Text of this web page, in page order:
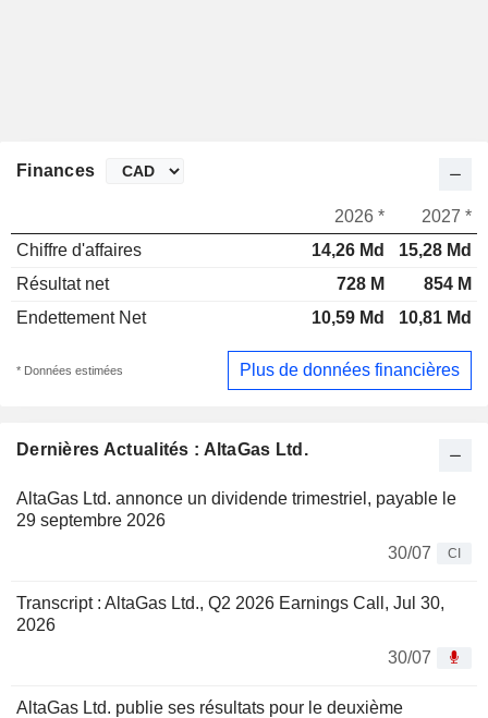
Dernières Actualités : AltaGas Ltd.
AltaGas Ltd. annonce un dividende trimestriel, payable le
29 septembre 2026
30/07
CI
Transcript : AltaGas Ltd., Q2 2026 Earnings Call, Jul 30,
2026
30/07
AltaGas Ltd. publie ses résultats pour le deuxième
Finances
2026 *
2027 *
Chiffre d'affaires
14,26 Md
15,28 Md
Résultat net
728 M
854 M
Endettement Net
10,59 Md 10,81 Md
* Données estimées Plus de données financières